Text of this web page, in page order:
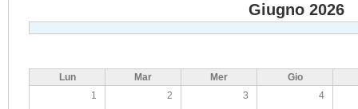
Giugno 2026
Lun Mar Mer
Gio
1
2 3 4